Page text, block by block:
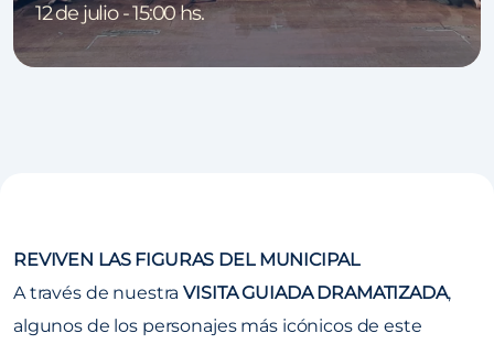
12 de julio - 15:00 hs.
REVIVEN LAS FIGURAS DEL MUNICIPAL
A través de nuestraVISITA GUIADA DRAMATIZADA,
algunos de los personajes más icónicos de este